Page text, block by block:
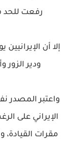
رفعت للحد
إلا أن
ودير
واعتبر المصدر
الإيراني على
مقرات